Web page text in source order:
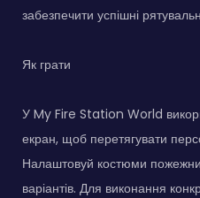
забезпечити успішні
Як грати
У My Fire Station World
екран, щоб перетягувати
Налаштовуй костюми
варіантів. Для виконання